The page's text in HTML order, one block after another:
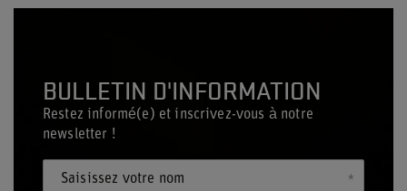
BULLETIN D'INFORMATION
Restez informé(e) et inscrivez-vous à notre
newsletter !
Saisissez votre nom